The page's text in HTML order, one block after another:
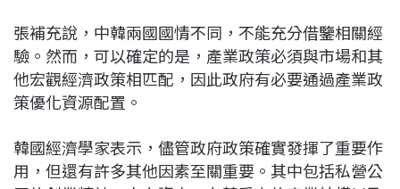
張補充說，中韓兩國國情不同，不能充分借鑒相關經
驗。然而，可以確定的是，產業政策必須與市場和其
他宏觀經濟政策相匹配，因此政府有必要通過產業政
策優化資源配置。
韓國經濟學家表示，儘管政府政策確實發揮了重要作
用，但還有許多其他因素至關重要。其中包括私營公